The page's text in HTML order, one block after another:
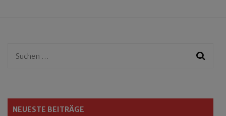
Suchen
NEUESTE BEITRÄGE